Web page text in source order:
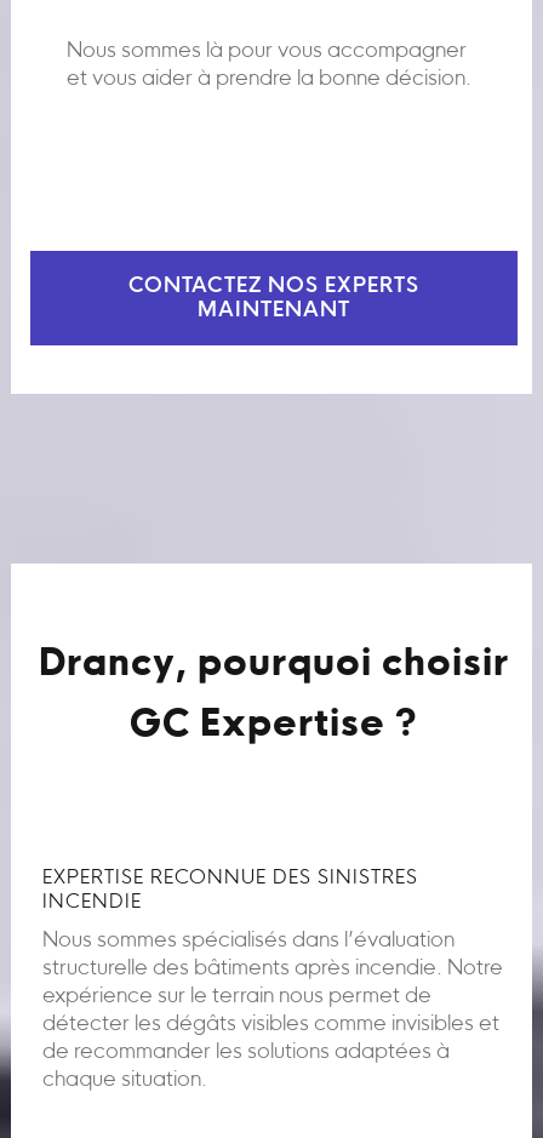
Nous sommes là pour vous accompagner
et vous aider à prendre la bonne décision.
CONTACTEZ NOS EXPERTS
MAINTENANT
Drancy, pourquoi choisir
GC Expertise ?
EXPERTISE RECONNUE DES SINISTRES
INCENDIE
Nous sommes spécialisés dans l’évaluation
structurelle des bâtiments après incendie. Notre
expérience sur le terrain nous permet de
détecter les dégâts visibles comme invisibles et
de recommander les solutions adaptées à
chaque situation.